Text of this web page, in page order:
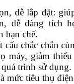
dễ lắp đặt:
dễ dàng tích
hạn chế.
cấu chắc chắn
máy, giảm
trình sử dụng.
mức tiêu thụ